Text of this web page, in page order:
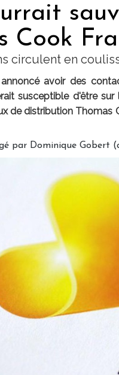
Cook
circulent en
avoir des
susceptible d'être
de distribution Thomas
par Dominique Gobert